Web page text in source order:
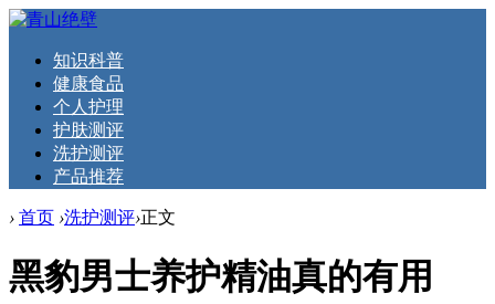
知识科普
健康食品
个人护理
护肤测评
洗护测评
产品推荐
› 首页 ›洗护测评›正文
黑豹男士养护精油真的有用